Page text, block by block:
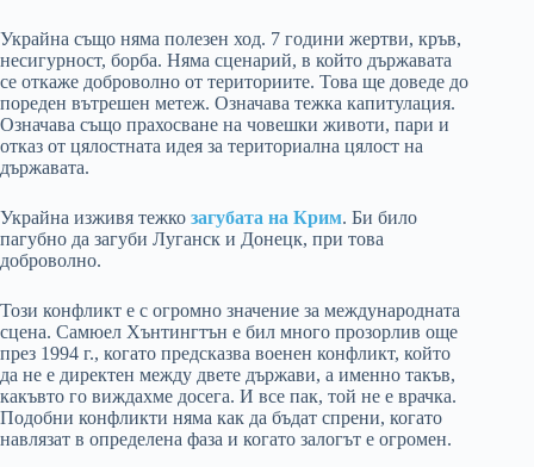
Украйна също няма полезен ход. 7 години жертви, кръв,
несигурност, борба. Няма сценарий, в който държавата
се откаже доброволно от териториите. Това ще доведе до
пореден вътрешен метеж. Означава тежка капитулация.
Означава също прахосване на човешки животи, пари и
отказ от цялостната идея за териториална цялост на
държавата.
Украйна изживя тежко загубата на Крим. Би било
пагубно да загуби Луганск и Донецк, при това
доброволно.
Този конфликт е с огромно значение за международната
сцена. Самюел Хънтингтън е бил много прозорлив още
през 1994 г., когато предсказва военен конфликт, който
да не е директен между двете държави, а именно такъв,
какъвто го виждахме досега. И все пак, той не е врачка.
Подобни конфликти няма как да бъдат спрени, когато
навлязат в определена фаза и когато залогът е огромен.